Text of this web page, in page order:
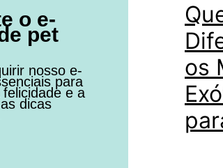
o e-
pet
nosso e-
para
e a
dicas
os